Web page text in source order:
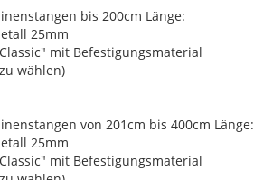
bis 200cm Länge:
25mm
mit Befestigungsmaterial
wählen)
von 201cm bis 400cm Länge:
25mm
mit Befestigungsmaterial